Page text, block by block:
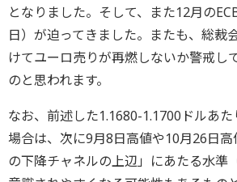
となりました。そして、また12月の
日）が迫ってきました。またも、総裁
けてユーロ売りが再燃しないか警戒し
のと思われます。
なお、前述した1.1680-1.1700ドルあ
場合は、次に9月8日高値や10月26日
の下降チャネルの上辺」にあたる水準